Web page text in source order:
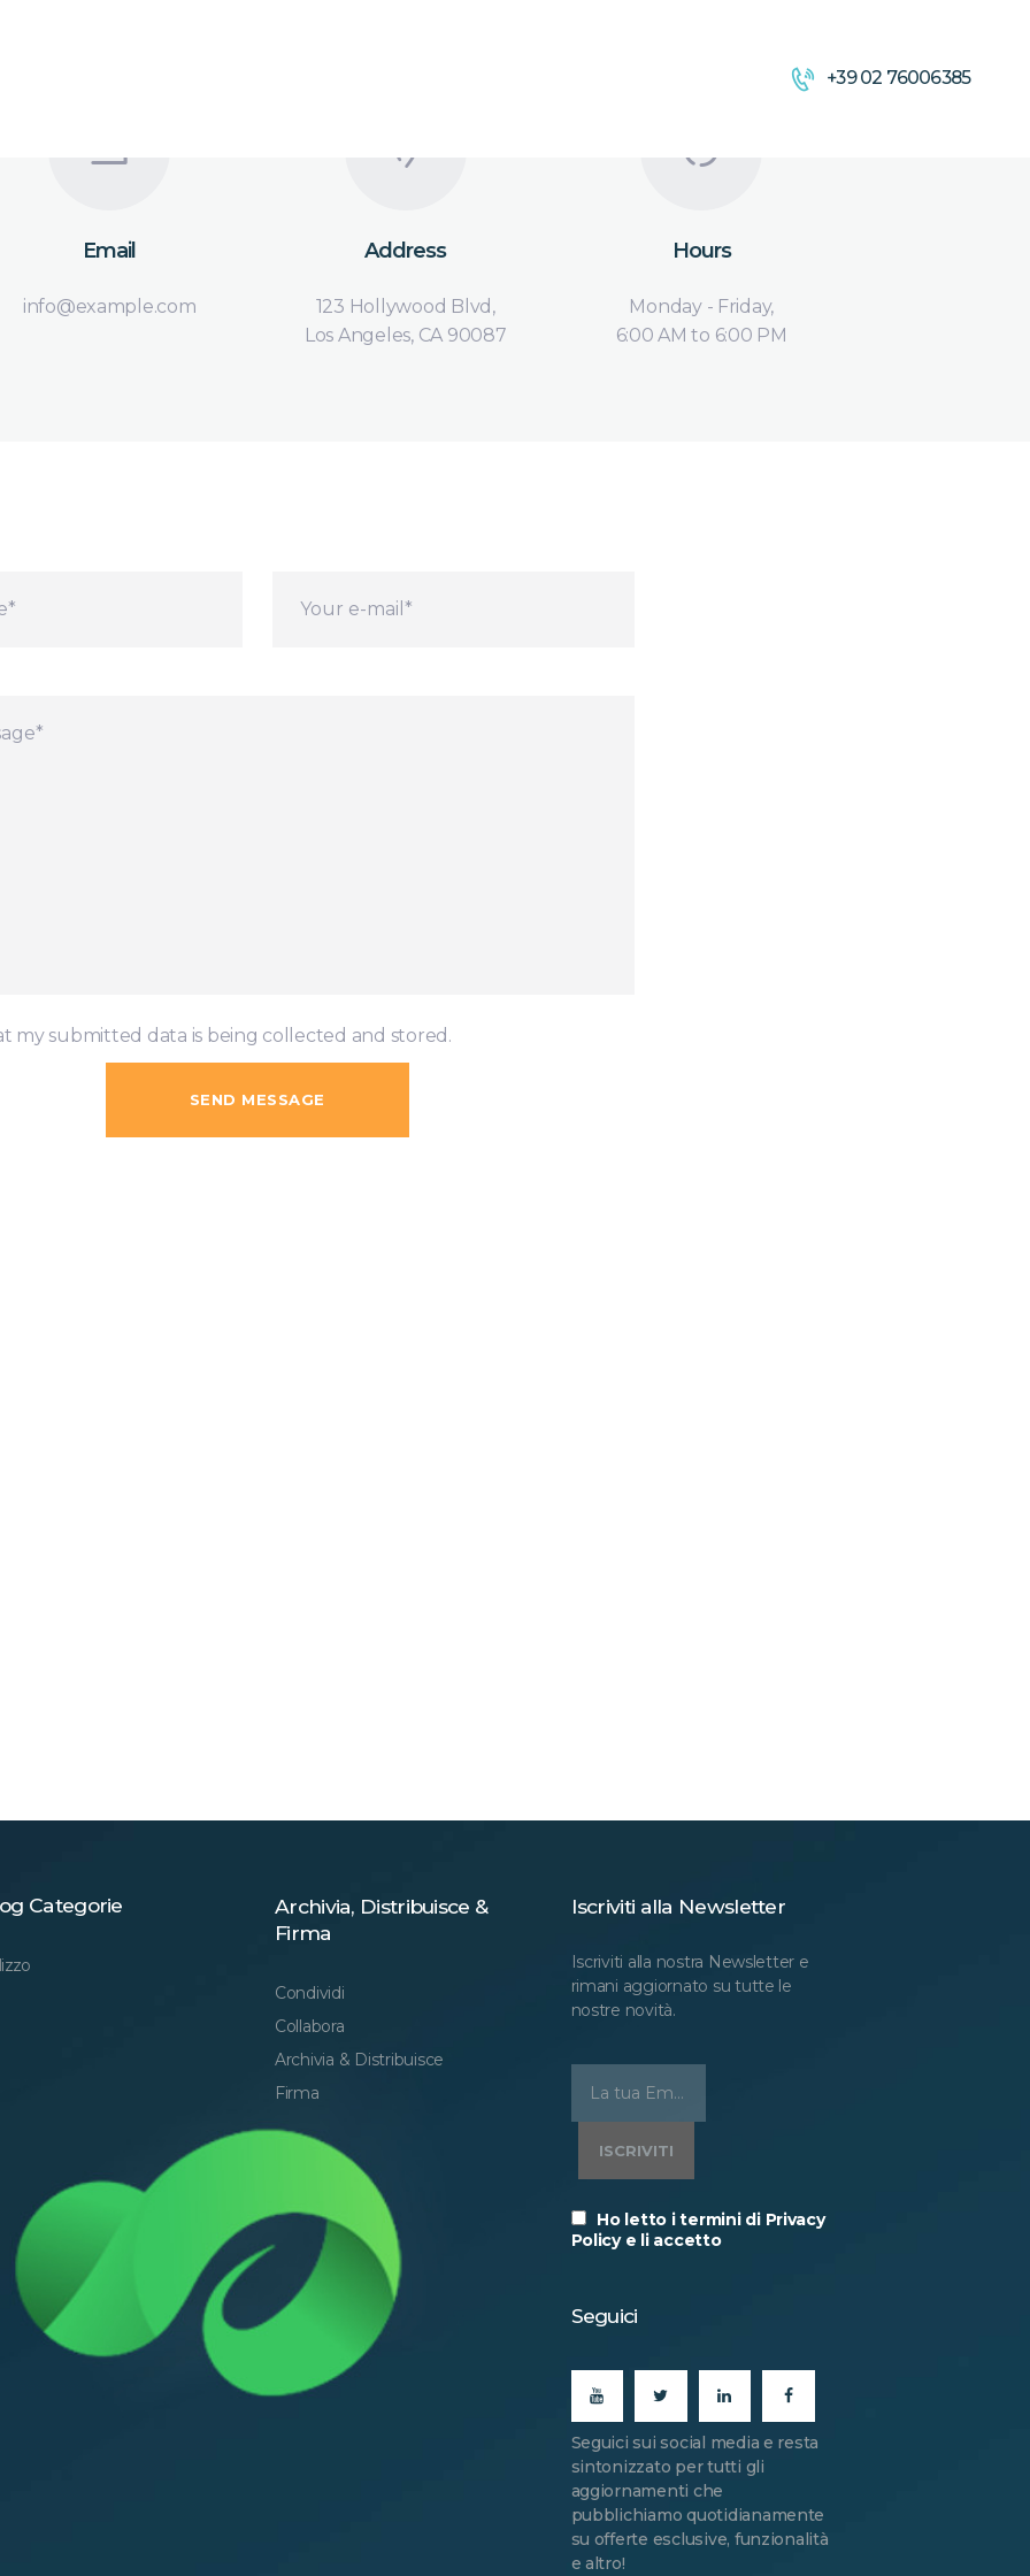
+39 02 76006385
FIRMA
Email
info@example.com
Address
123 Hollywood Blvd,
Los Angeles, CA 90087
Hours
Monday - Friday,
6:00 AM to 6:00 PM
my submitted data is being collected and stored.
Categorie
Archivia, Distribuisce &
Firma
Condividi
Collabora
Archivia & Distribuisce
Firma
Iscriviti alla Newsletter
Iscriviti alla nostra Newsletter e
rimani aggiornato su tutte le
nostre novità.
Ho letto i termini di Privacy
Policy e li accetto
Seguici
Seguici sui social media e resta
sintonizzato per tutti gli
aggiornamenti che
pubblichiamo quotidianamente
su offerte esclusive, funzionalità
e altro!